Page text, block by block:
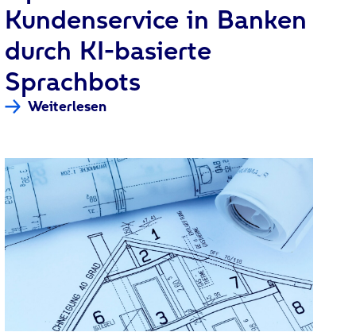
Kundenservice in Banken
durch KI-basierte
Sprachbots
Weiterlesen